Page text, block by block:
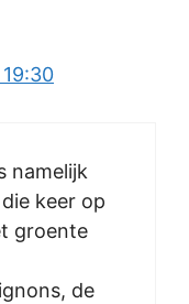
namelijk
keer op
groente
de